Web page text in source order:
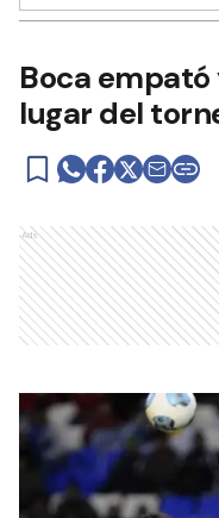
Boca
lugar del
Ads